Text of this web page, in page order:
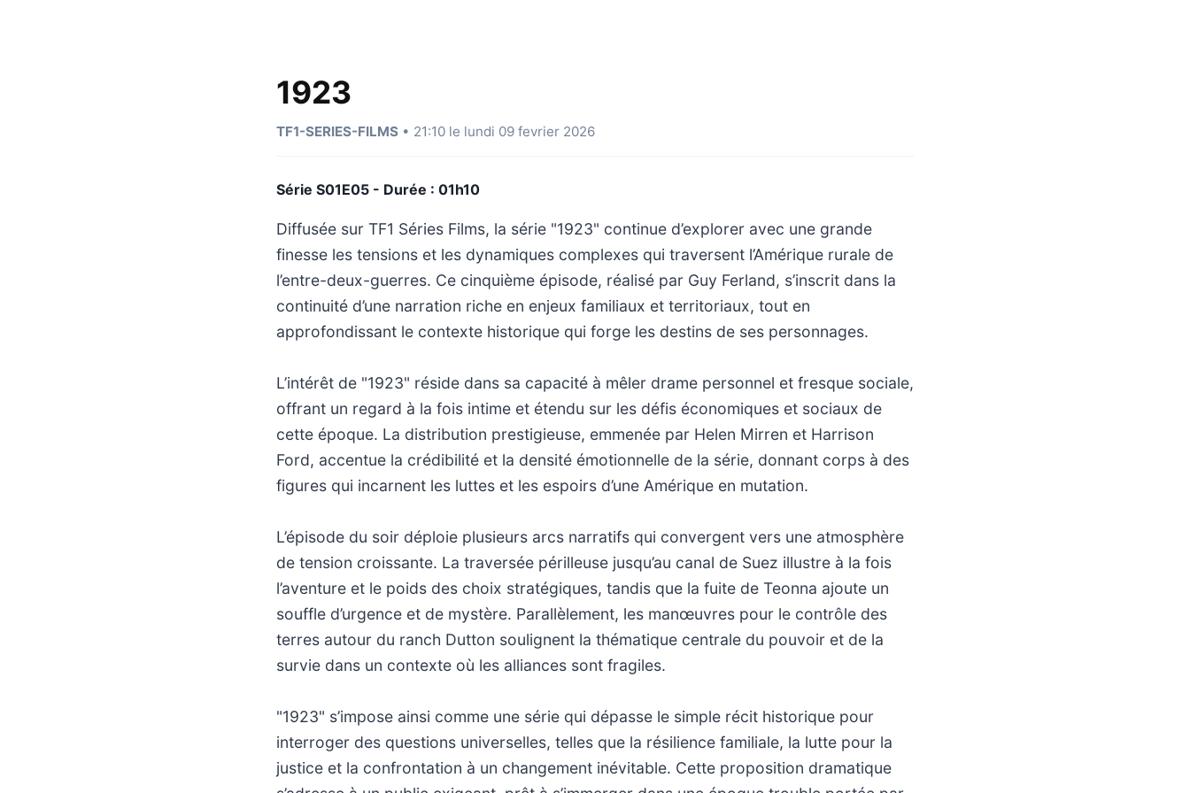
1923
TF1-SERIES-FILMS • 21:10 le lundi 09 fevrier 2026
Série S01E05 - Durée : 01h10
Diffusée sur TF1 Séries Films, la série "1923" continue d’explorer avec une grande
finesse les tensions et les dynamiques complexes qui traversent l’Amérique rurale de
l’entre-deux-guerres. Ce cinquième épisode, réalisé par Guy Ferland, s’inscrit dans la
continuité d’une narration riche en enjeux familiaux et territoriaux, tout en
approfondissant le contexte historique qui forge les destins de ses personnages.
L’intérêt de "1923" réside dans sa capacité à mêler drame personnel et fresque sociale,
offrant un regard à la fois intime et étendu sur les défis économiques et sociaux de
cette époque. La distribution prestigieuse, emmenée par Helen Mirren et Harrison
Ford, accentue la crédibilité et la densité émotionnelle de la série, donnant corps à des
figures qui incarnent les luttes et les espoirs d’une Amérique en mutation.
L’épisode du soir déploie plusieurs arcs narratifs qui convergent vers une atmosphère
de tension croissante. La traversée périlleuse jusqu’au canal de Suez illustre à la fois
l’aventure et le poids des choix stratégiques, tandis que la fuite de Teonna ajoute un
souffle d’urgence et de mystère. Parallèlement, les manœuvres pour le contrôle des
terres autour du ranch Dutton soulignent la thématique centrale du pouvoir et de la
survie dans un contexte où les alliances sont fragiles.
"1923" s’impose ainsi comme une série qui dépasse le simple récit historique pour
interroger des questions universelles, telles que la résilience familiale, la lutte pour la
justice et la confrontation à un changement inévitable. Cette proposition dramatique